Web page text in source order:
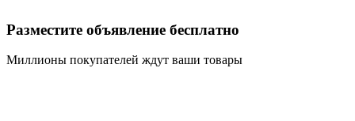
Разместите объявление бесплатно
Миллионы покупателей ждут ваши товары